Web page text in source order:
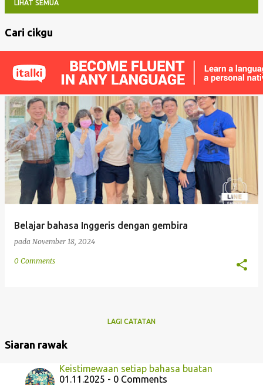
LIHAT SEMUA
a
a
n
Cari cikgu
Belajar bahasa Inggeris dengan gembira
pada November 18, 2024
0 Comments
LAGI CATATAN
Siaran rawak
Keistimewaan setiap bahasa buatan
01.11.2025 - 0 Comments